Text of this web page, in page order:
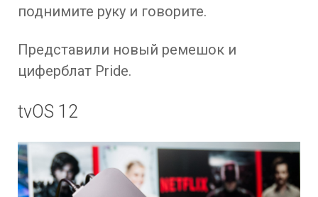
поднимите руку и говорите.
Представили новый ремешок и
циферблат Pride.
tvOS 12